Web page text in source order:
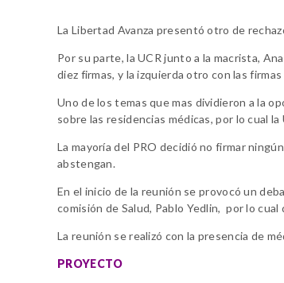
La Libertad Avanza presentó otro de
Por su parte, la UCR junto a la macrista,
diez firmas, y la izquierda otro con las
Uno de los temas que mas dividieron a la
sobre las residencias médicas, por lo cual
La mayoría del PRO decidió no firmar
abstengan.
En el inicio de la reunión se provocó un
comisión de Salud, Pablo Yedlin, por lo
La reunión se realizó con la presencia de
PROYECTO